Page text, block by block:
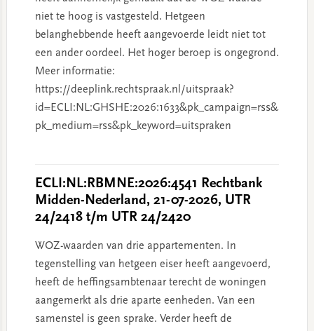
niet te hoog is vastgesteld. Hetgeen
belanghebbende heeft aangevoerde leidt niet tot
een ander oordeel. Het hoger beroep is ongegrond.
Meer informatie:
https://deeplink.rechtspraak.nl/uitspraak?
id=ECLI:NL:GHSHE:2026:1633&pk_campaign=rss&
pk_medium=rss&pk_keyword=uitspraken
ECLI:NL:RBMNE:2026:4541 Rechtbank
Midden-Nederland, 21-07-2026, UTR
24/2418 t/m UTR 24/2420
WOZ-waarden van drie appartementen. In
tegenstelling van hetgeen eiser heeft aangevoerd,
heeft de heffingsambtenaar terecht de woningen
aangemerkt als drie aparte eenheden. Van een
samenstel is geen sprake. Verder heeft de